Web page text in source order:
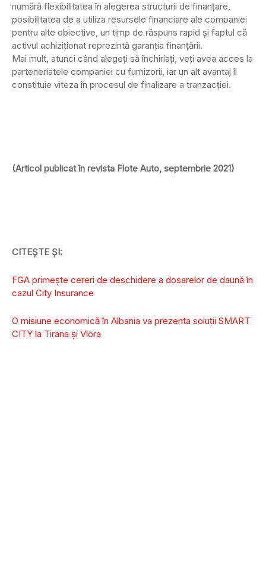
numără flexibilitatea în alegerea structurii de finanţare,
posibilitatea de a utiliza resursele financiare ale companiei
pentru alte obiective, un timp de răspuns rapid şi faptul că
activul achiziţionat reprezintă garanţia finanţării.
Mai mult, atunci când alegeţi să închiriaţi, veţi avea acces la
parteneriatele companiei cu furnizorii, iar un alt avantaj îl
constituie viteza în procesul de finalizare a tranzacţiei.
(Articol publicat în revista Flote Auto, septembrie 2021)
CITEȘTE ȘI:
FGA primeşte cereri de deschidere a dosarelor de daună în
cazul City Insurance
O misiune economică în Albania va prezenta soluții SMART
CITY la Tirana și Vlora